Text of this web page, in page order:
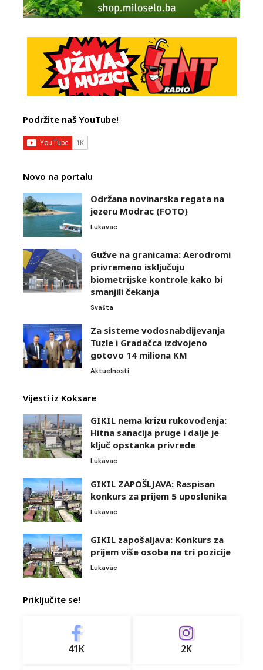
Podržite naš YouTube!
Novo na portalu
Održana novinarska regata na
jezeru Modrac (FOTO)
Lukavac
Gužve na granicama: Aerodromi
privremeno isključuju
biometrijske kontrole kako bi
smanjili čekanja
Svašta
Za sisteme vodosnabdijevanja
Tuzle i Gradačca izdvojeno
gotovo 14 miliona KM
Aktuelnosti
Vijesti iz Koksare
GIKIL nema krizu rukovođenja:
Hitna sanacija pruge i dalje je
ključ opstanka privrede
Lukavac
GIKIL ZAPOŠLJAVA: Raspisan
konkurs za prijem 5 uposlenika
Lukavac
GIKIL zapošaljava: Konkurs za
prijem više osoba na tri pozicije
Lukavac
Priključite se!
41K 2K